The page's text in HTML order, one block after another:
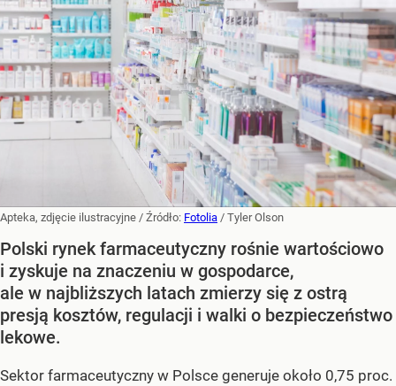
Apteka, zdjęcie ilustracyjne / Źródło: Fotolia / Tyler Olson
Polski rynek farmaceutyczny rośnie wartościowo
i zyskuje na znaczeniu w gospodarce,
ale w najbliższych latach zmierzy się z ostrą
presją kosztów, regulacji i walki o bezpieczeństwo
lekowe.
Sektor farmaceutyczny w Polsce generuje około 0,75 proc.